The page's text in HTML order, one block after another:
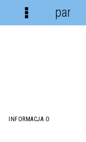
INFORMACJA O
Menu
panel